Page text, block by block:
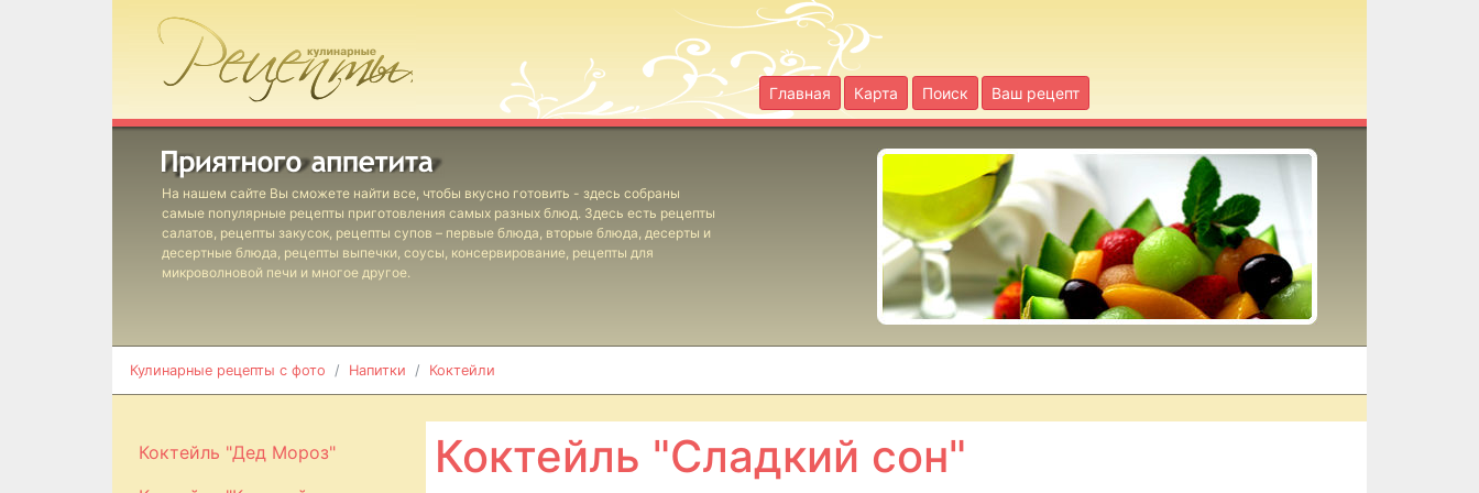
Главная Карта Поиск Ваш рецепт
На нашем сайте Вы сможете найти все, чтобы вкусно готовить - здесь собраны
самые популярные рецепты приготовления самых разных блюд. Здесь есть рецепты
салатов, рецепты закусок, рецепты супов – первые блюда, вторые блюда, десерты и
десертные блюда, рецепты выпечки, соусы, консервирование, рецепты для
микроволновой печи и многое другое.
Кулинарные рецепты с фото Напитки Коктейли
Коктейль "Дед Мороз"
Коктейль "Сладкий сон"